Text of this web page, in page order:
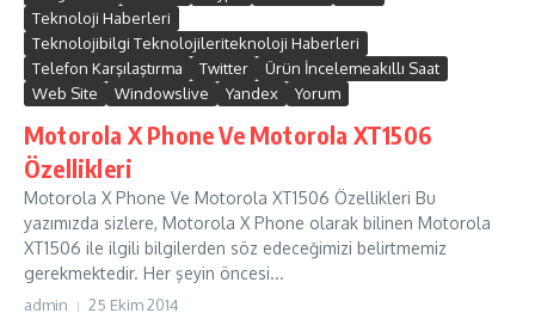
Teknoloji Haberleri
Teknolojibilgi Teknolojileriteknoloji Haberleri
Telefon Karşılaştırma
Twitter
Ürün İncelemeakıllı Saat
Web Site
Windowslive Yandex Yorum
Motorola X Phone Ve Motorola XT1506
Özellikleri
Motorola X Phone Ve Motorola XT1506 Özellikleri Bu
yazımızda sizlere, Motorola X Phone olarak bilinen Motorola
XT1506 ile ilgili bilgilerden söz edeceğimizi belirtmemiz
gerekmektedir. Her şeyin öncesi...
admin 25 Ekim 2014